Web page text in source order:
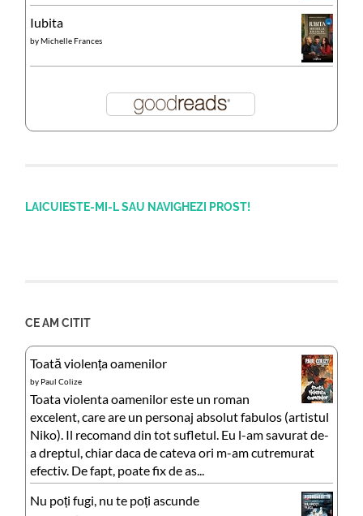
Iubita
byMichelle Frances
LAICUIESTE-MI-L SAU NAVIGHEZI PROST!
CE AM CITIT
Toată violența oamenilor
by Paul Colize
Toata violenta oamenilor este un roman
excelent, care are un personaj absolut fabulos (artistul
Niko). Il recomand din tot sufletul. Eu l-am savurat de-
a dreptul, chiar daca de cateva ori m-am cutremurat
efectiv. De fapt, poate fix de as...
Nu poți fugi, nu te poți ascunde